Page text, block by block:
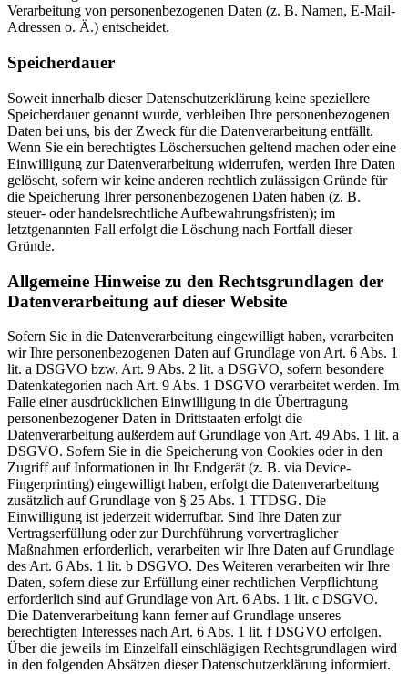
Verarbeitung von personenbezogenen Daten (z. B. Namen, E-Mail-
Adressen o. Ä.) entscheidet.
Speicherdauer
Soweit innerhalb dieser Datenschutzerklärung keine speziellere
Speicherdauer genannt wurde, verbleiben Ihre personenbezogenen
Daten bei uns, bis der Zweck für die Datenverarbeitung entfällt.
Wenn Sie ein berechtigtes Löschersuchen geltend machen oder eine
Einwilligung zur Datenverarbeitung widerrufen, werden Ihre Daten
gelöscht, sofern wir keine anderen rechtlich zulässigen Gründe für
die Speicherung Ihrer personenbezogenen Daten haben (z. B.
steuer- oder handelsrechtliche Aufbewahrungsfristen); im
letztgenannten Fall erfolgt die Löschung nach Fortfall dieser
Gründe.
Allgemeine Hinweise zu den Rechtsgrundlagen der
Datenverarbeitung auf dieser Website
Sofern Sie in die Datenverarbeitung eingewilligt haben, verarbeiten
wir Ihre personenbezogenen Daten auf Grundlage von Art. 6 Abs. 1
lit. a DSGVO bzw. Art. 9 Abs. 2 lit. a DSGVO, sofern besondere
Datenkategorien nach Art. 9 Abs. 1 DSGVO verarbeitet werden. Im
Falle einer ausdrücklichen Einwilligung in die Übertragung
personenbezogener Daten in Drittstaaten erfolgt die
Datenverarbeitung außerdem auf Grundlage von Art. 49 Abs. 1 lit. a
DSGVO. Sofern Sie in die Speicherung von Cookies oder in den
Zugriff auf Informationen in Ihr Endgerät (z. B. via Device-
Fingerprinting) eingewilligt haben, erfolgt die Datenverarbeitung
zusätzlich auf Grundlage von § 25 Abs. 1 TTDSG. Die
Einwilligung ist jederzeit widerrufbar. Sind Ihre Daten zur
Vertragserfüllung oder zur Durchführung vorvertraglicher
Maßnahmen erforderlich, verarbeiten wir Ihre Daten auf Grundlage
des Art. 6 Abs. 1 lit. b DSGVO. Des Weiteren verarbeiten wir Ihre
Daten, sofern diese zur Erfüllung einer rechtlichen Verpflichtung
erforderlich sind auf Grundlage von Art. 6 Abs. 1 lit. c DSGVO.
Die Datenverarbeitung kann ferner auf Grundlage unseres
berechtigten Interesses nach Art. 6 Abs. 1 lit. f DSGVO erfolgen.
Über die jeweils im Einzelfall einschlägigen Rechtsgrundlagen wird
in den folgenden Absätzen dieser Datenschutzerklärung informiert.